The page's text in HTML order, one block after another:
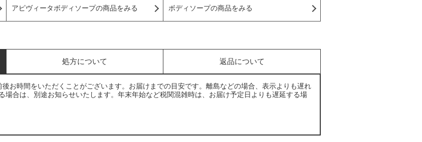
アピヴィータボディソープの商品をみる ボディソープの商品をみる
処方について 返品について
お時間をいただくことがございます。お届けまでの目安です。離島などの場合、表示よりも遅れ
場合は、別途お知らせいたします。年末年始など税関混雑時は、お届け予定日よりも遅延する場